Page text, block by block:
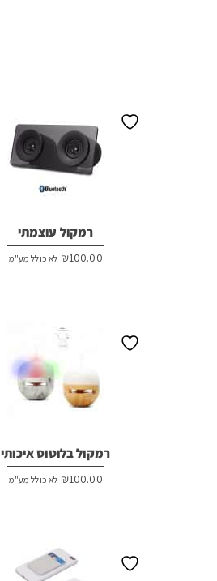
רמקול עוצמתי
₪100.00 לא כולל מע"מ
רמקול בלוטוס איכותי
₪100.00 לא כולל מע"מ